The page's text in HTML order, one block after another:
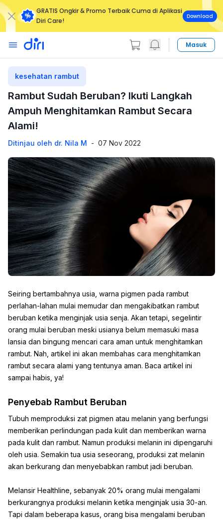
GRATIS Ongkir & Promo Terbaik Cuma di Aplikasi
Diri Care!
Download
Masuk
kesehatan rambut
Rambut Sudah Beruban? Ikuti Langkah
Ampuh Menghitamkan Rambut Secara
Alami!
Ditinjau oleh dr. Nila M - 07 Nov 2022
Seiring bertambahnya usia, warna pigmen pada rambut
perlahan-lahan mulai memudar dan mengakibatkan rambut
beruban ketika menginjak usia senja. Akan tetapi, segelintir
orang mulai beruban meski usianya belum memasuki masa
lansia dan bingung mencari cara aman untuk menghitamkan
rambut. Nah, artikel ini akan membahas cara menghitamkan
rambut secara alami yang tentunya aman. Baca artikel ini
sampai habis, ya!
Penyebab Rambut Beruban
Tubuh memproduksi zat pigmen atau melanin yang berfungsi
memberikan perlindungan pada kulit dan memberikan warna
pada kulit dan rambut. Namun produksi melanin ini dipengaruhi
oleh usia. Semakin tua usia seseorang, produksi zat melanin
akan berkurang dan menyebabkan rambut jadi beruban.
Melansir Healthline, sebanyak 20% orang mulai mengalami
berkurangnya produksi melanin ketika menginjak usia 30-an.
Tapi dalam beberapa kasus, orang bisa mengalami beruban